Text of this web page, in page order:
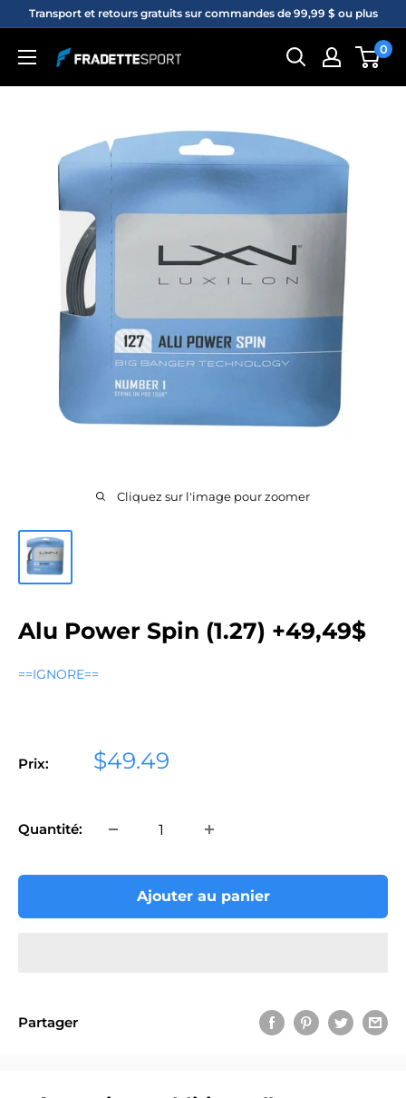
Passer
contenu
Transport et retours gratuits sur commandes de 99,99 $ ou plus
Fradette
sport
0
Cliquez sur l'image pour zoomer
Alu Power Spin (1.27) +49,49$
==IGNORE==
Prix:
Prix
$49.49
Quantité:
Ajouter au panier
Partager